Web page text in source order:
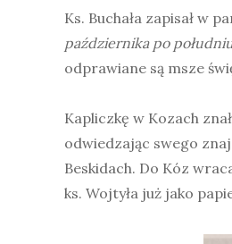
Ks. Buchała zapisał w
października po
odprawiane są msze
Kapliczkę w Kozach
odwiedzając swego
Beskidach. Do Kóz
ks. Wojtyła już jako